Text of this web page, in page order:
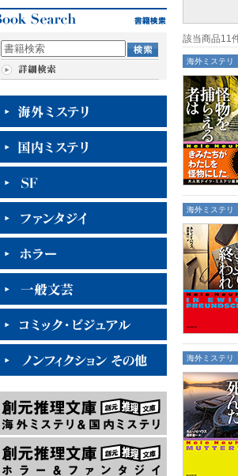
該当商品11
海外ミステリ
海外ミステリ
海外ミステリ